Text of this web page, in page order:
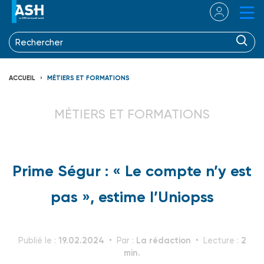
ACCUEIL MÉTIERS ET FORMATIONS
MÉTIERS ET FORMATIONS
Prime Ségur : « Le compte n’y est
pas », estime l’Uniopss
Publié le : 19.02.2024 Par : La rédaction Lecture : 2
min.